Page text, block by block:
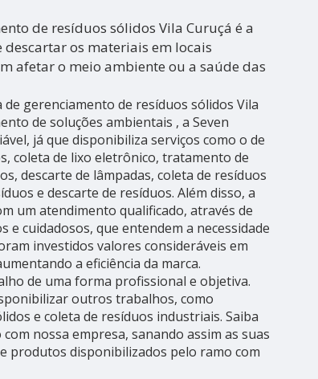
de resíduos sólidos Vila Curuçá é a
descartar os materiais em locais
afetar o meio ambiente ou a saúde das
de gerenciamento de resíduos sólidos Vila
de soluções ambientais , a Seven
já que disponibiliza serviços como o de
coleta de lixo eletrônico, tratamento de
descarte de lâmpadas, coleta de resíduos
e descarte de resíduos. Além disso, a
um atendimento qualificado, através de
e cuidadosos, que entendem a necessidade
investidos valores consideráveis em
a eficiência da marca.
de uma forma profissional e objetiva.
outros trabalhos, como
e coleta de resíduos industriais. Saiba
nossa empresa, sanando assim as suas
produtos disponibilizados pelo ramo com